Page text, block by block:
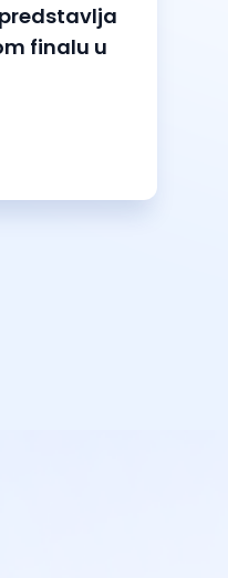
finalu u